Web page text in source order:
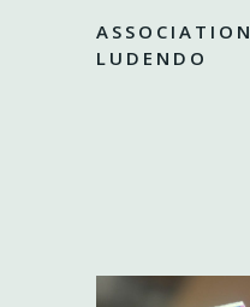
ASSOCIATION
LUDENDO